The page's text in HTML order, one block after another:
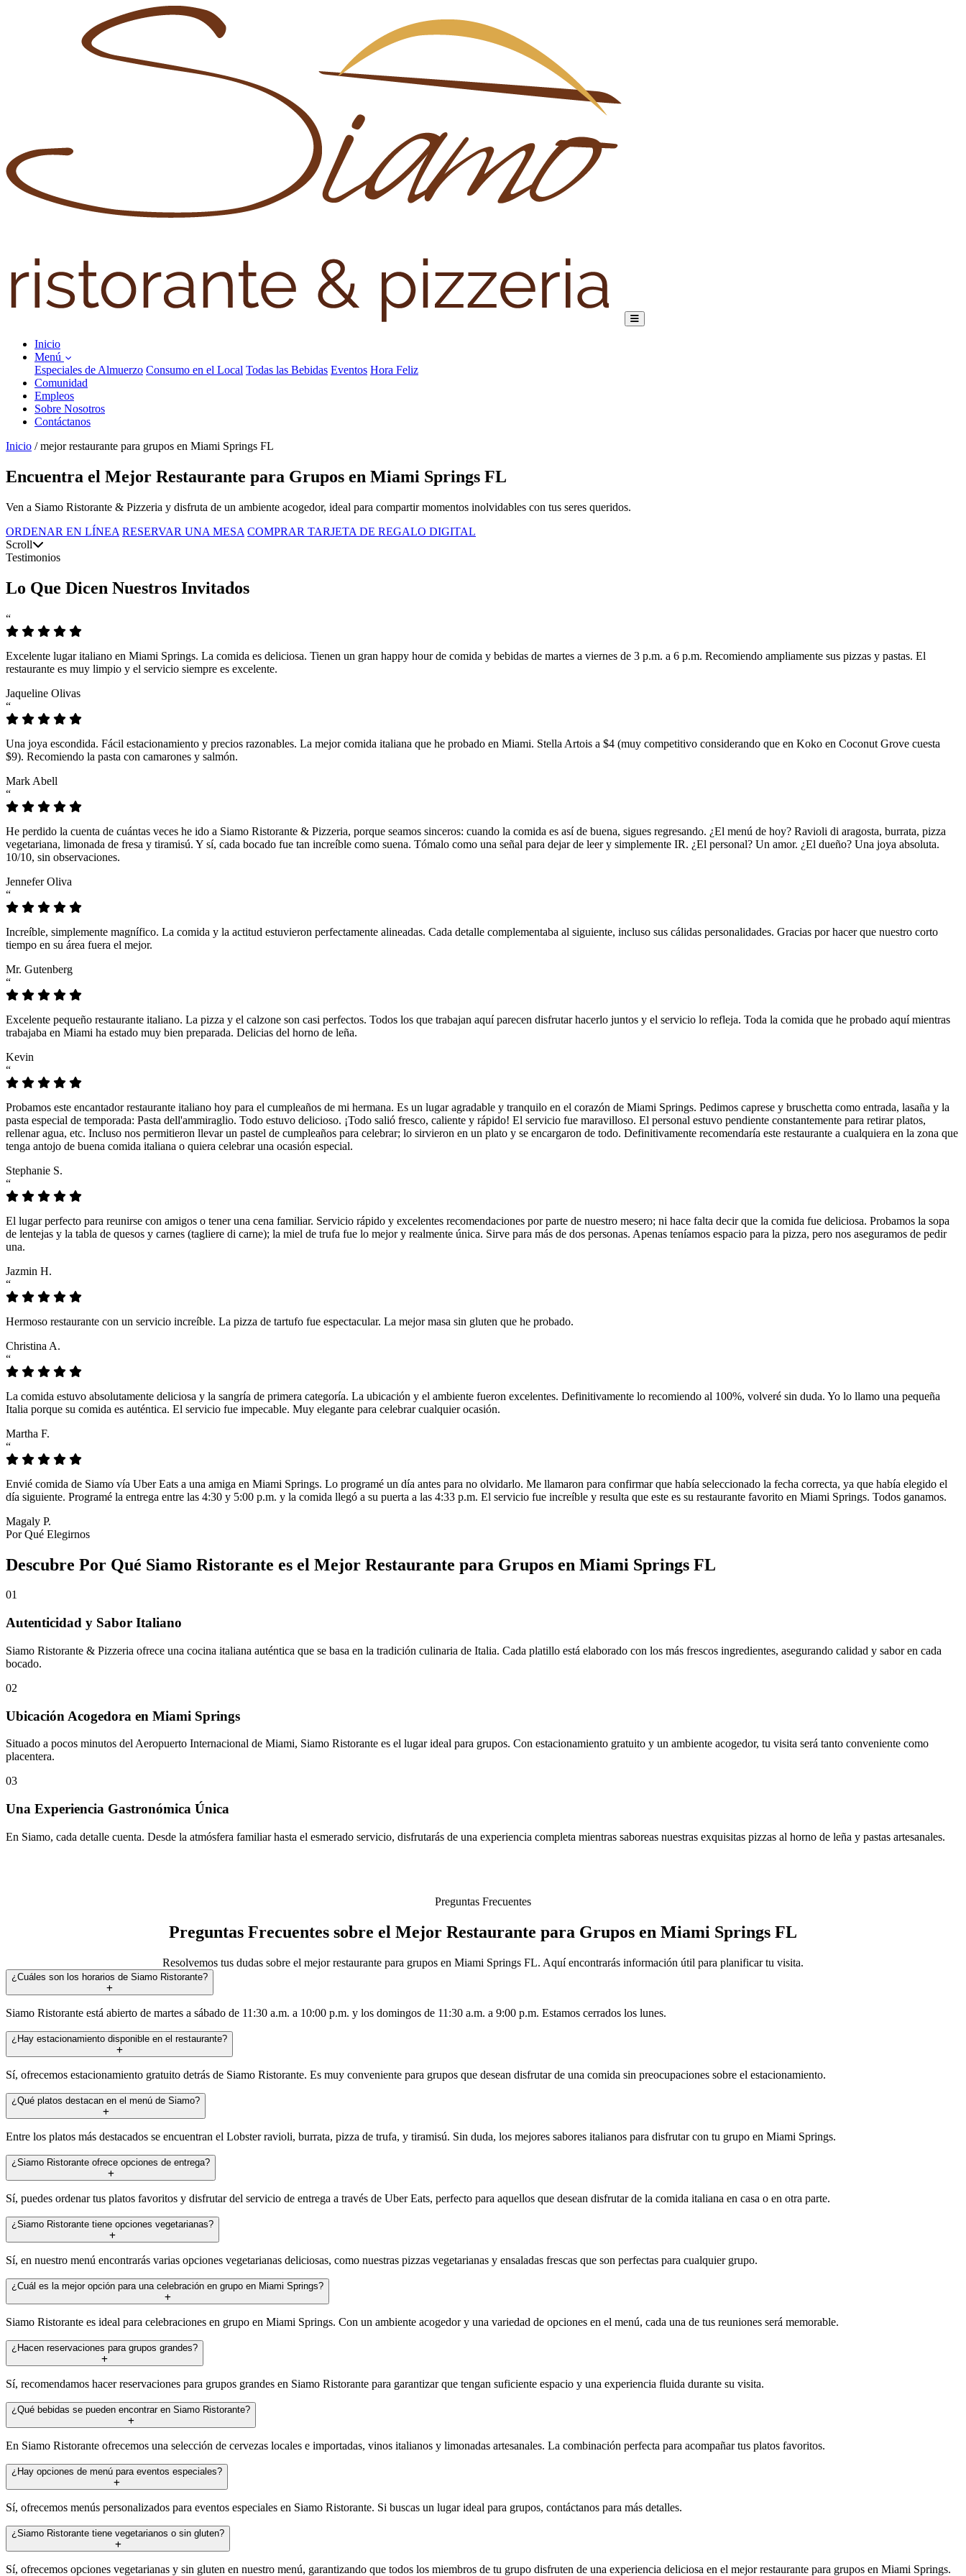
Inicio
Menú
Especiales de Almuerzo Consumo en el Local Todas las Bebidas Eventos Hora Feliz
Comunidad
Empleos
Sobre Nosotros
Contáctanos
Inicio / mejor restaurante para grupos en Miami Springs FL
Encuentra el Mejor Restaurante para Grupos en Miami Springs FL
Ven a Siamo Ristorante & Pizzeria y disfruta de un ambiente acogedor, ideal para compartir momentos inolvidables con tus seres queridos.
ORDENAR EN LÍNEA RESERVAR UNA MESA COMPRAR TARJETA DE REGALO DIGITAL
Scroll
Testimonios
Lo Que Dicen Nuestros Invitados
“
Excelente lugar italiano en Miami Springs. La comida es deliciosa. Tienen un gran happy hour de comida y bebidas de martes a viernes de 3 p.m. a 6 p.m. Recomiendo ampliamente sus pizzas y pastas. El
restaurante es muy limpio y el servicio siempre es excelente.
Jaqueline Olivas
“
Una joya escondida. Fácil estacionamiento y precios razonables. La mejor comida italiana que he probado en Miami. Stella Artois a $4 (muy competitivo considerando que en Koko en Coconut Grove cuesta
$9). Recomiendo la pasta con camarones y salmón.
Mark Abell
“
He perdido la cuenta de cuántas veces he ido a Siamo Ristorante & Pizzeria, porque seamos sinceros: cuando la comida es así de buena, sigues regresando. ¿El menú de hoy? Ravioli di aragosta, burrata, pizza
vegetariana, limonada de fresa y tiramisú. Y sí, cada bocado fue tan increíble como suena. Tómalo como una señal para dejar de leer y simplemente IR. ¿El personal? Un amor. ¿El dueño? Una joya absoluta.
10/10, sin observaciones.
Jennefer Oliva
“
Increíble, simplemente magnífico. La comida y la actitud estuvieron perfectamente alineadas. Cada detalle complementaba al siguiente, incluso sus cálidas personalidades. Gracias por hacer que nuestro corto
tiempo en su área fuera el mejor.
Mr. Gutenberg
“
Excelente pequeño restaurante italiano. La pizza y el calzone son casi perfectos. Todos los que trabajan aquí parecen disfrutar hacerlo juntos y el servicio lo refleja. Toda la comida que he probado aquí mientras
trabajaba en Miami ha estado muy bien preparada. Delicias del horno de leña.
Kevin
“
Probamos este encantador restaurante italiano hoy para el cumpleaños de mi hermana. Es un lugar agradable y tranquilo en el corazón de Miami Springs. Pedimos caprese y bruschetta como entrada, lasaña y la
pasta especial de temporada: Pasta dell'ammiraglio. Todo estuvo delicioso. ¡Todo salió fresco, caliente y rápido! El servicio fue maravilloso. El personal estuvo pendiente constantemente para retirar platos,
rellenar agua, etc. Incluso nos permitieron llevar un pastel de cumpleaños para celebrar; lo sirvieron en un plato y se encargaron de todo. Definitivamente recomendaría este restaurante a cualquiera en la zona que
tenga antojo de buena comida italiana o quiera celebrar una ocasión especial.
Stephanie S.
“
El lugar perfecto para reunirse con amigos o tener una cena familiar. Servicio rápido y excelentes recomendaciones por parte de nuestro mesero; ni hace falta decir que la comida fue deliciosa. Probamos la sopa
de lentejas y la tabla de quesos y carnes (tagliere di carne); la miel de trufa fue lo mejor y realmente única. Sirve para más de dos personas. Apenas teníamos espacio para la pizza, pero nos aseguramos de pedir
una.
Jazmin H.
“
Hermoso restaurante con un servicio increíble. La pizza de tartufo fue espectacular. La mejor masa sin gluten que he probado.
Christina A.
“
La comida estuvo absolutamente deliciosa y la sangría de primera categoría. La ubicación y el ambiente fueron excelentes. Definitivamente lo recomiendo al 100%, volveré sin duda. Yo lo llamo una pequeña
Italia porque su comida es auténtica. El servicio fue impecable. Muy elegante para celebrar cualquier ocasión.
Martha F.
“
Envié comida de Siamo vía Uber Eats a una amiga en Miami Springs. Lo programé un día antes para no olvidarlo. Me llamaron para confirmar que había seleccionado la fecha correcta, ya que había elegido el
día siguiente. Programé la entrega entre las 4:30 y 5:00 p.m. y la comida llegó a su puerta a las 4:33 p.m. El servicio fue increíble y resulta que este es su restaurante favorito en Miami Springs. Todos ganamos.
Magaly P.
Por Qué Elegirnos
Descubre Por Qué Siamo Ristorante es el Mejor Restaurante para Grupos en Miami Springs FL
01
Autenticidad y Sabor Italiano
Siamo Ristorante & Pizzeria ofrece una cocina italiana auténtica que se basa en la tradición culinaria de Italia. Cada platillo está elaborado con los más frescos ingredientes, asegurando calidad y sabor en cada
bocado.
02
Ubicación Acogedora en Miami Springs
Situado a pocos minutos del Aeropuerto Internacional de Miami, Siamo Ristorante es el lugar ideal para grupos. Con estacionamiento gratuito y un ambiente acogedor, tu visita será tanto conveniente como
placentera.
03
Una Experiencia Gastronómica Única
En Siamo, cada detalle cuenta. Desde la atmósfera familiar hasta el esmerado servicio, disfrutarás de una experiencia completa mientras saboreas nuestras exquisitas pizzas al horno de leña y pastas artesanales.
Preguntas Frecuentes
Preguntas Frecuentes sobre el Mejor Restaurante para Grupos en Miami Springs FL
Resolvemos tus dudas sobre el mejor restaurante para grupos en Miami Springs FL. Aquí encontrarás información útil para planificar tu visita.
¿Cuáles son los horarios de Siamo Ristorante?
Siamo Ristorante está abierto de martes a sábado de 11:30 a.m. a 10:00 p.m. y los domingos de 11:30 a.m. a 9:00 p.m. Estamos cerrados los lunes.
¿Hay estacionamiento disponible en el restaurante?
Sí, ofrecemos estacionamiento gratuito detrás de Siamo Ristorante. Es muy conveniente para grupos que desean disfrutar de una comida sin preocupaciones sobre el estacionamiento.
¿Qué platos destacan en el menú de Siamo?
Entre los platos más destacados se encuentran el Lobster ravioli, burrata, pizza de trufa, y tiramisú. Sin duda, los mejores sabores italianos para disfrutar con tu grupo en Miami Springs.
¿Siamo Ristorante ofrece opciones de entrega?
Sí, puedes ordenar tus platos favoritos y disfrutar del servicio de entrega a través de Uber Eats, perfecto para aquellos que desean disfrutar de la comida italiana en casa o en otra parte.
¿Siamo Ristorante tiene opciones vegetarianas?
Sí, en nuestro menú encontrarás varias opciones vegetarianas deliciosas, como nuestras pizzas vegetarianas y ensaladas frescas que son perfectas para cualquier grupo.
¿Cuál es la mejor opción para una celebración en grupo en Miami Springs?
Siamo Ristorante es ideal para celebraciones en grupo en Miami Springs. Con un ambiente acogedor y una variedad de opciones en el menú, cada una de tus reuniones será memorable.
¿Hacen reservaciones para grupos grandes?
Sí, recomendamos hacer reservaciones para grupos grandes en Siamo Ristorante para garantizar que tengan suficiente espacio y una experiencia fluida durante su visita.
¿Qué bebidas se pueden encontrar en Siamo Ristorante?
En Siamo Ristorante ofrecemos una selección de cervezas locales e importadas, vinos italianos y limonadas artesanales. La combinación perfecta para acompañar tus platos favoritos.
¿Hay opciones de menú para eventos especiales?
Sí, ofrecemos menús personalizados para eventos especiales en Siamo Ristorante. Si buscas un lugar ideal para grupos, contáctanos para más detalles.
¿Siamo Ristorante tiene vegetarianos o sin gluten?
Sí, ofrecemos opciones vegetarianas y sin gluten en nuestro menú, garantizando que todos los miembros de tu grupo disfruten de una experiencia deliciosa en el mejor restaurante para grupos en Miami Springs.